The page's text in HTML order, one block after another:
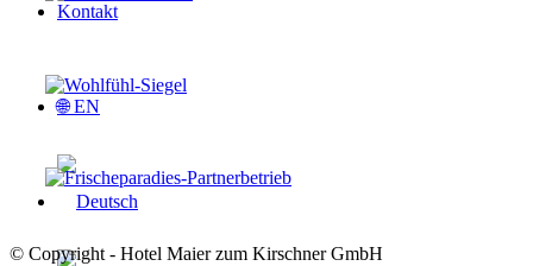
Kontakt
🌐 EN
© Copyright - Hotel Maier zum Kirschner GmbH